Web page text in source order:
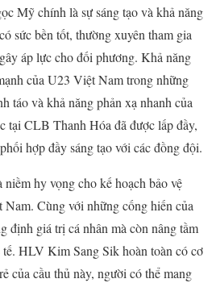
Mỹ chính là sự sáng tạo và khả năng
sức bền tốt, thường xuyên tham gia
áp lực cho đối phương. Khả năng
của U23 Việt Nam trong những
táo và khả năng phản xạ nhanh của
tại CLB Thanh Hóa đã được lấp đầy,
hợp đầy sáng tạo với các đồng đội.
hy vọng cho kế hoạch bảo vệ
Cùng với những cống hiến của
định giá trị cá nhân mà còn nâng tầm
HLV Kim Sang Sik hoàn toàn có cơ
của cầu thủ này, người có thể mang